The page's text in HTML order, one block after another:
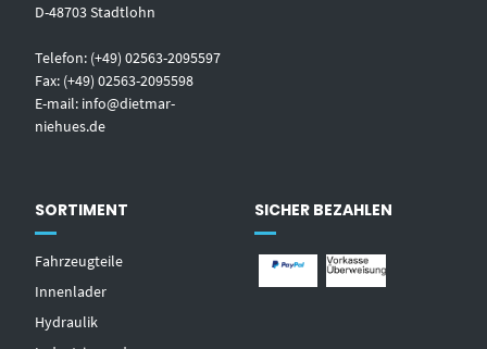
D-48703 Stadtlohn
Telefon: (+49) 02563-2095597
Fax: (+49) 02563-2095598
E-mail: info@dietmar-
niehues.de
SORTIMENT
Fahrzeugteile
Innenlader
Hydraulik
SICHER BEZAHLEN